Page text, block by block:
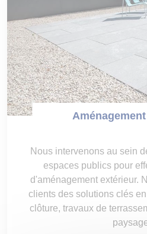
Nous intervenons au sein
espaces publics pour
d'aménagement extérieur.
clients des solutions clés
clôture, travaux de